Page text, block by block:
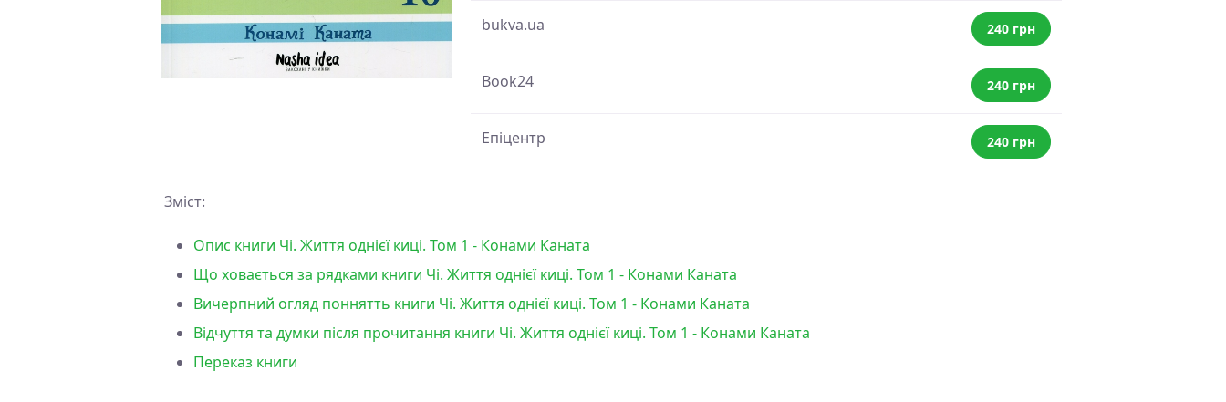
bukva.ua 240 грн
Book24 240 грн
Епіцентр 240 грн
Зміст:
Опис книги Чі. Життя однієї киці. Том 1 - Конами Каната
Що ховається за рядками книги Чі. Життя однієї киці. Том 1 - Конами Каната
Вичерпний огляд поннятть книги Чі. Життя однієї киці. Том 1 - Конами Каната
Відчуття та думки після прочитання книги Чі. Життя однієї киці. Том 1 - Конами Каната
Переказ книги